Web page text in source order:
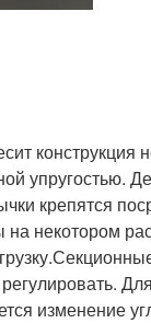
конструкция
упругостью.
крепятся
некотором
изменение